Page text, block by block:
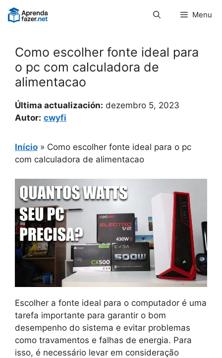
Pular
para
Menu
Como escolher fonte ideal para
o pc com calculadora de
alimentacao
Última actualización: dezembro 5, 2023
Autor: cwyfi
Início » Como escolher fonte ideal para o pc
com calculadora de alimentacao
Escolher a fonte ideal para o computador é uma
tarefa importante para garantir o bom
desempenho do sistema e evitar problemas
como travamentos e falhas de energia. Para
isso, é necessário levar em consideração